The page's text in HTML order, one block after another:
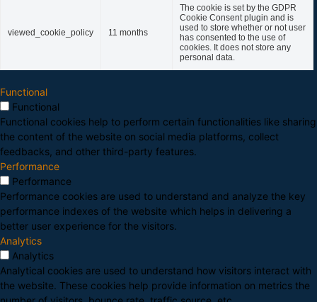
viewed_cookie_policy 11 months
The cookie is set by the GDPR
Cookie Consent plugin and is
used to store whether or not user
has consented to the use of
cookies. It does not store any
personal data.
Functional
Functional
Functional cookies help to perform certain functionalities like sharing
the content of the website on social media platforms, collect
feedbacks, and other third-party features.
Performance
Performance
Performance cookies are used to understand and analyze the key
performance indexes of the website which helps in delivering a
better user experience for the visitors.
Analytics
Analytics
Analytical cookies are used to understand how visitors interact with
the website. These cookies help provide information on metrics the